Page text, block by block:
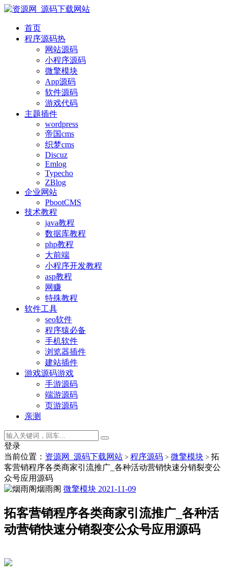
首页
程序源码热
网站源码
小程序源码
微擎模块
App源码
软件源码
游戏代码
主题插件
wordpress
帝国cms
织梦cms
Discuz
Emlog
Typecho
ZBlog
企业网站
PbootCMS
技术教程
java教程
数据库教程
php教程
大前端
小程序开发教程
asp教程
网赚
特殊教程
软件工具
seo软件
程序猿必备
手机软件
浏览器插件
建站插件
游戏源码游戏
手游源码
端游源码
页游源码
亲测
登录
当前位置： 资源网_源码下载网站 > 程序源码 > 微擎模块 > 拓
客营销程序各类商家引流推广_各种活动营销快速分销裂变公
众号应用源码
烟雨阁 微擎模块 2021-11-09
拓客营销程序各类商家引流推广_各种活
动营销快速分销裂变公众号应用源码